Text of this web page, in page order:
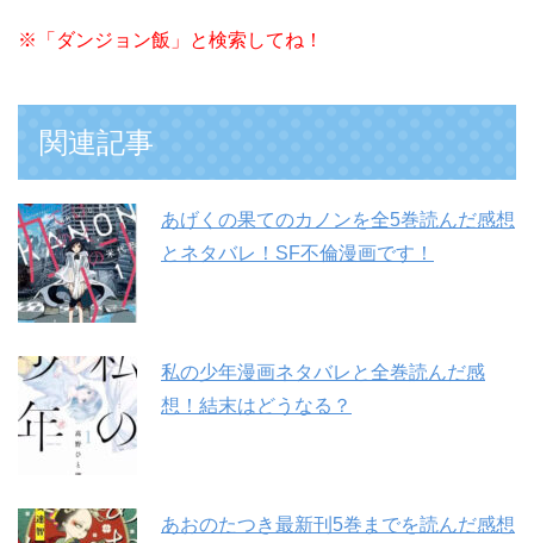
※ 「ダンジョン飯」と検索してね！
関連記事
あげくの果てのカノンを全5巻読んだ感想
とネタバレ！SF不倫漫画です！
私の少年漫画ネタバレと全巻読んだ感
想！結末はどうなる？
あおのたつき最新刊5巻までを読んだ感想